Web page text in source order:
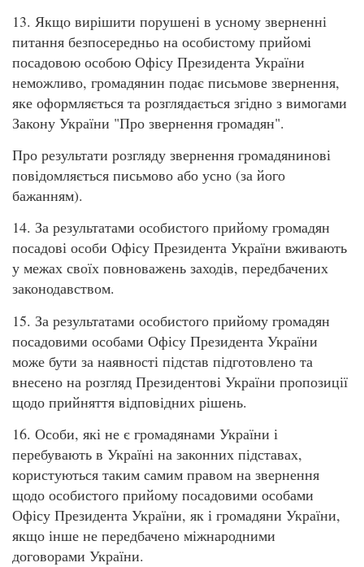
13. Якщо вирішити порушені в усному зверненні
питання безпосередньо на особистому прийомі
посадовою особою Офісу Президента України
неможливо, громадянин подає письмове звернення,
яке оформляється та розглядається згідно з вимогами
Закону України "Про звернення громадян".
Про результати розгляду звернення громадянинові
повідомляється письмово або усно (за його
бажанням).
14. За результатами особистого прийому громадян
посадові особи Офісу Президента України вживають
у межах своїх повноважень заходів, передбачених
законодавством.
15. За результатами особистого прийому громадян
посадовими особами Офісу Президента України
може бути за наявності підстав підготовлено та
внесено на розгляд Президентові України пропозиції
щодо прийняття відповідних рішень.
16. Особи, які не є громадянами України і
перебувають в Україні на законних підставах,
користуються таким самим правом на звернення
щодо особистого прийому посадовими особами
Офісу Президента України, як і громадяни України,
якщо інше не передбачено міжнародними
договорами України.